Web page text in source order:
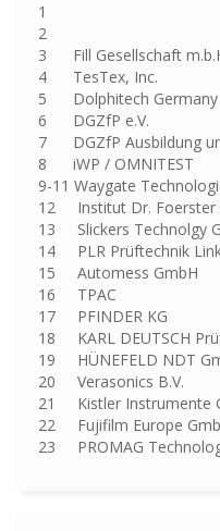
1
2
3 Fill Gesellschaft
4 TesTex, Inc.
5 Dolphitech Germany
6 DGZfP e.V.
7 DGZfP Ausbildung
8 iWP / OMNITEST
9-11 Waygate
12 Institut Dr. Foerster
13 Slickers Technolgy
14 PLR Prüftechnik
15 Automess GmbH
16 TPAC
17 PFINDER KG
18 KARL DEUTSCH
19 HÜNEFELD NDT
20 Verasonics B.V.
21 Kistler Instrumente
22 Fujifilm Europe
23 PROMAG